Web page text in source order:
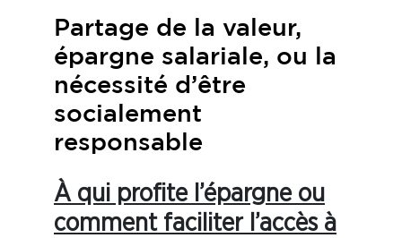
Partage de la valeur,
épargne salariale, ou la
nécessité d’être
socialement
responsable
À qui profite l’épargne ou
comment faciliter l’accès à